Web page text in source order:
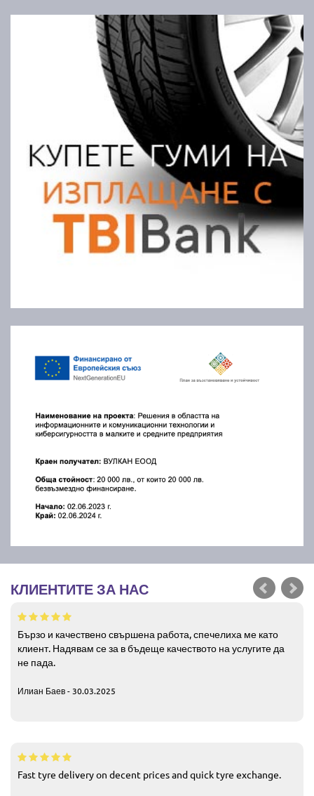
КЛИЕНТИТЕ ЗА НАС
Бързо и качествено свършена работа, спечелиха ме като
клиент. Надявам се за в бъдеще качеството на услугите да
не пада.
Илиан Баев - 30.03.2025
Fast tyre delivery on decent prices and quick tyre exchange.